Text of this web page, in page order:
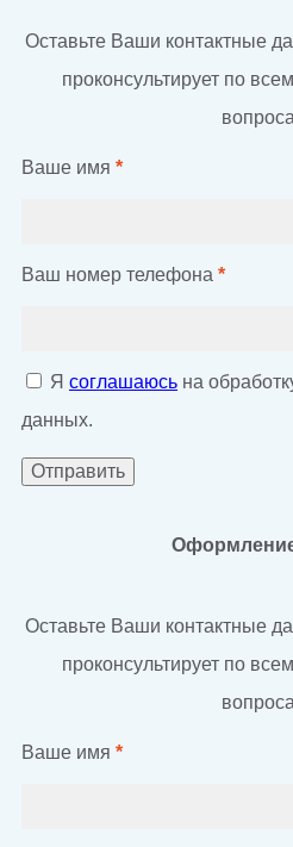
Оставьте Ваши контактные
проконсультирует по
Ваше имя *
Ваш номер телефона *
Я соглашаюсь на
данных.
Оформление
Оставьте Ваши контактные
проконсультирует по
Ваше имя *